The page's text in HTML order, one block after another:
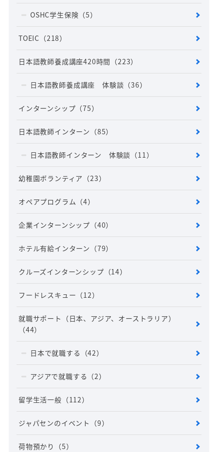
OSHC学生保険 （5）
TOEIC （218）
日本語教師養成講座420時間 （223）
日本語教師養成講座 体験談 （36）
インターンシップ （75）
日本語教師インターン （85）
日本語教師インターン 体験談 （11）
幼稚園ボランティア （23）
オペアプログラム （4）
企業インターンシップ （40）
ホテル有給インターン （79）
クルーズインターンシップ （14）
フードレスキュー （12）
就職サポート（日本、アジア、オーストラリア）
（44）
日本で就職する （42）
アジアで就職する （2）
留学生活一般 （112）
ジャパセンのイベント （9）
荷物預かり （5）